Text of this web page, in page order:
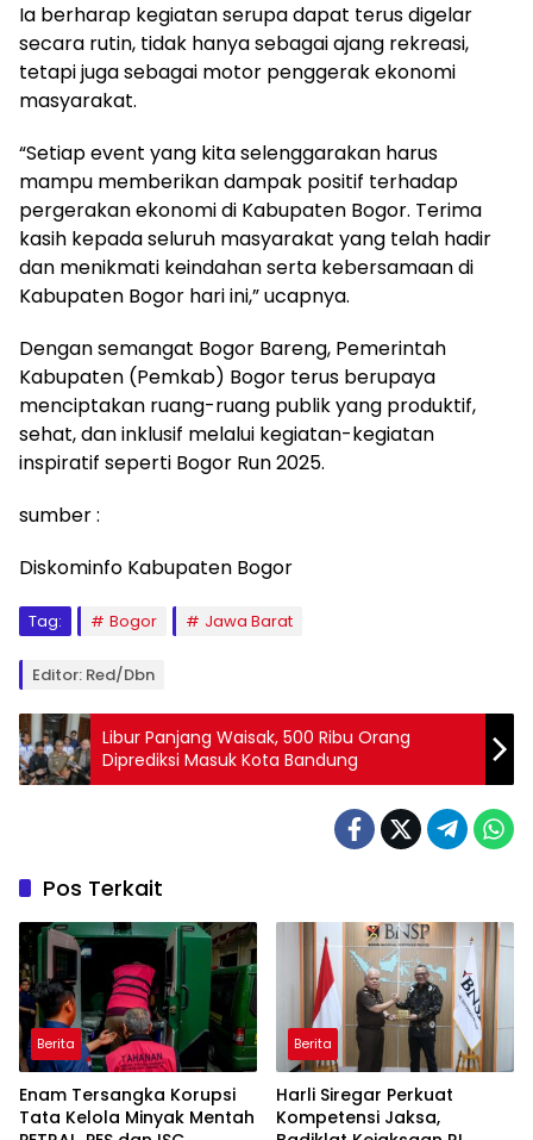
Ia berharap kegiatan serupa dapat terus digelar
secara rutin, tidak hanya sebagai ajang rekreasi,
tetapi juga sebagai motor penggerak ekonomi
masyarakat.
“Setiap event yang kita selenggarakan harus
mampu memberikan dampak positif terhadap
pergerakan ekonomi di Kabupaten Bogor. Terima
kasih kepada seluruh masyarakat yang telah hadir
dan menikmati keindahan serta kebersamaan di
Kabupaten Bogor hari ini,” ucapnya.
Dengan semangat Bogor Bareng, Pemerintah
Kabupaten (Pemkab) Bogor terus berupaya
menciptakan ruang-ruang publik yang produktif,
sehat, dan inklusif melalui kegiatan-kegiatan
inspiratif seperti Bogor Run 2025.
sumber :
Diskominfo Kabupaten Bogor
Tag: Bogor Jawa Barat
Editor: Red/dbn
Libur Panjang Waisak, 500 Ribu Orang
Diprediksi Masuk Kota Bandung
Pos Terkait
Berita
Enam Tersangka Korupsi
Tata Kelola Minyak Mentah
Berita
Harli Siregar Perkuat
Kompetensi Jaksa,